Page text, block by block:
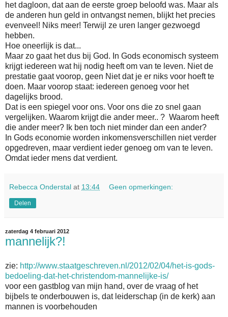
het dagloon, dat aan de eerste groep beloofd was. Maar als
de anderen hun geld in ontvangst nemen, blijkt het precies
evenveel! Niks meer! Terwijl ze uren langer gezwoegd
hebben.
Hoe oneerlijk is dat...
Maar zo gaat het dus bij God. In Gods economisch systeem
krijgt iedereen wat hij nodig heeft om van te leven. Niet de
prestatie gaat voorop, geen Niet dat je er niks voor hoeft te
doen. Maar voorop staat: iedereen genoeg voor het
dagelijks brood.
Dat is een spiegel voor ons. Voor ons die zo snel gaan
vergelijken. Waarom krijgt die ander meer.. ? Waarom heeft
die ander meer? Ik ben toch niet minder dan een ander?
In Gods economie worden inkomensverschillen niet verder
opgedreven, maar verdient ieder genoeg om van te leven.
Omdat ieder mens dat verdient.
Rebecca Onderstal at 13:44 Geen opmerkingen:
Delen
zaterdag 4 februari 2012
mannelijk?!
zie: http://www.staatgeschreven.nl/2012/02/04/het-is-gods-
bedoeling-dat-het-christendom-mannelijke-is/
voor een gastblog van mijn hand, over de vraag of het
bijbels te onderbouwen is, dat leiderschap (in de kerk) aan
mannen is voorbehouden